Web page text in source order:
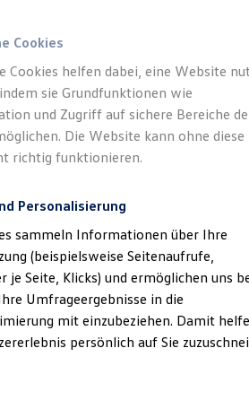
Angebote
Leasing
Leasing
Leasing
Leasing
ohne Anzahlung
mit Schlussrate
und Garantien
Class bei Volkswagen
Der
Impressum & Rechtliches
Cookies
Cookies helfen dabei, eine Website
sie Grundfunktionen wie
und Zugriff auf sichere Bereiche
Die Website kann ohne diese
richtig funktionieren.
Personalisierung
sammeln Informationen über Ihre
(beispielsweise Seitenaufrufe,
je Seite, Klicks) und ermöglichen uns
Umfrageergebnisse in die
mit einzubeziehen. Damit
persönlich auf Sie